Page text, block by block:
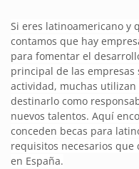
Si eres latinoamericano y
contamos que hay
para fomentar el
principal de las empresas
actividad, muchas
destinarlo como
nuevos talentos. Aquí
conceden becas para
requisitos necesarios
en España.